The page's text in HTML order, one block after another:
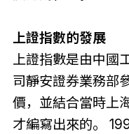
上證指數的發展
上證指數是由中國
司靜安證券業務部
價，並結合當時上
才編寫出來的。